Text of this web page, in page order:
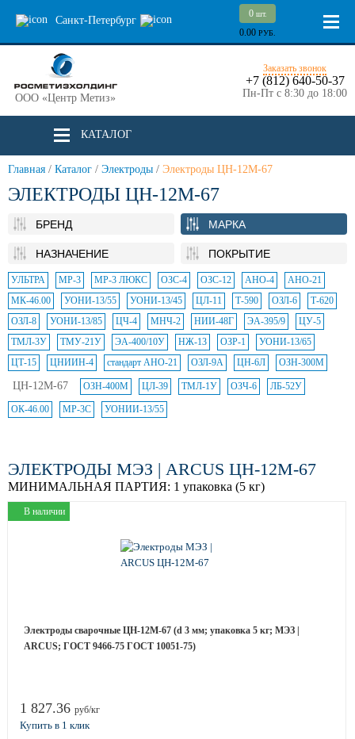
Санкт-Петербург
0 шт.
0.00 РУБ.
ООО «Центр Метиз»
Заказать звонок
+7 (812) 640-50-37
Пн-Пт с 8:30 до 18:00
КАТАЛОГ
Главная / Каталог / Электроды / Электроды ЦН-12М-67
ЭЛЕКТРОДЫ ЦН-12М-67
БРЕНД МАРКА
НАЗНАЧЕНИЕ ПОКРЫТИЕ
УЛЬТРА МР-3 МР-3 ЛЮКС ОЗС-4 ОЗС-12 АНО-4
АНО-21
МК-46.00
УОНИ-13/55 УОНИ-13/45 ЦЛ-11 Т-590 ОЗЛ-6
Т-620
ОЗЛ-8
УОНИ-13/85 ЦЧ-4 МНЧ-2 НИИ-48Г ЭА-395/9
ЦУ-5
ТМЛ-3У
ТМУ-21У ЭА-400/10У НЖ-13 ОЗР-1
УОНИ-13/65
ЦТ-15
ЦНИИН-4 стандарт АНО-21 ОЗЛ-9А ЦН-6Л ОЗН-300М
ЦН-12М-67 ОЗН-400М ЦЛ-39 ТМЛ-1У ОЗЧ-6 ЛБ-52У
ОК-46.00 МР-3С УОНИИ-13/55
ЭЛЕКТРОДЫ МЭЗ | ARCUS ЦН-12М-67
МИНИМАЛЬНАЯ ПАРТИЯ: 1 упаковка (5 кг)
В наличии
Электроды сварочные ЦН-12М-67 (d 3 мм; упаковка 5 кг; МЭЗ |
ARCUS; ГОСТ 9466-75 ГОСТ 10051-75)
1 827.36 руб/кг